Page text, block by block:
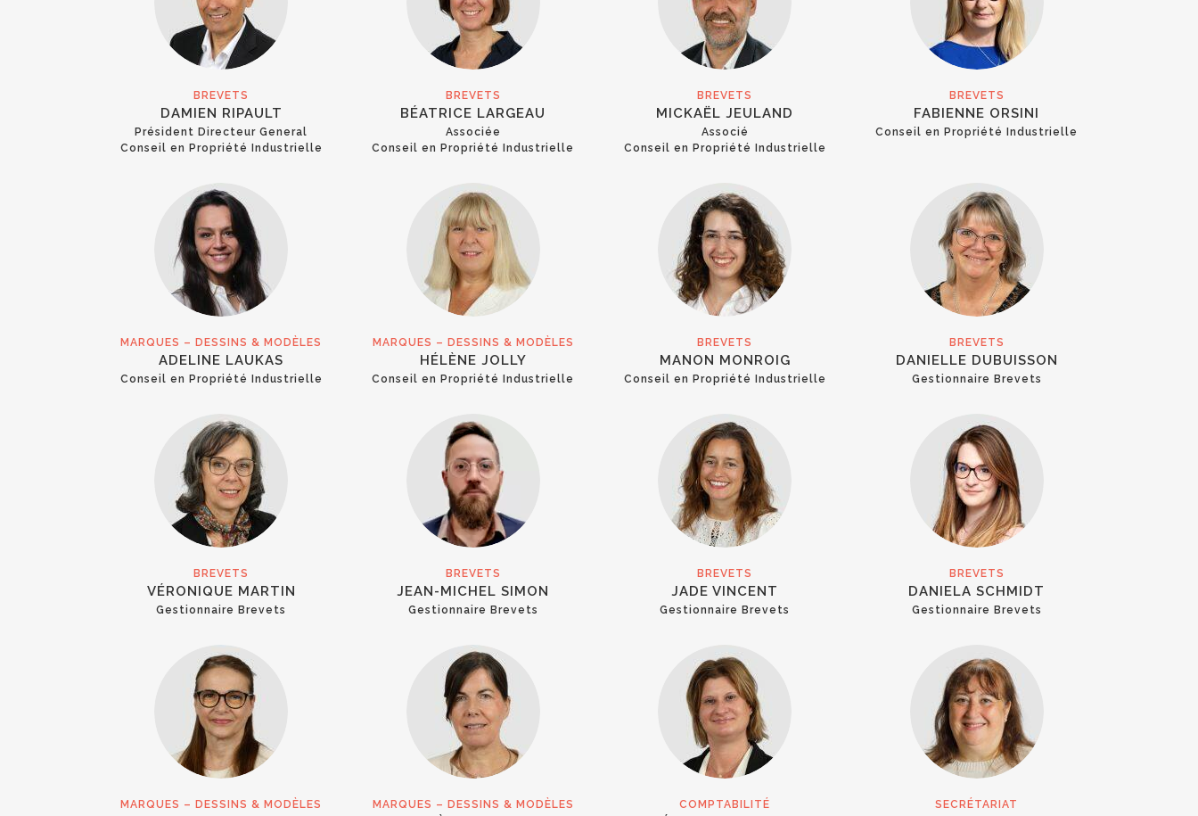
BREVETS
DAMIEN RIPAULT
Président Directeur General
Conseil en Propriété Industrielle
BREVETS
BÉATRICE LARGEAU
Associée
Conseil en Propriété Industrielle
BREVETS
MICKAËL JEULAND
Associé
Conseil en Propriété Industrielle
BREVETS
FABIENNE ORSINI
Conseil en Propriété Industrielle
MARQUES – DESSINS & MODÈLES
ADELINE LAUKAS
Conseil en Propriété Industrielle
MARQUES – DESSINS & MODÈLES
HÉLÈNE JOLLY
Conseil en Propriété Industrielle
BREVETS
MANON MONROIG
Conseil en Propriété Industrielle
BREVETS
DANIELLE DUBUISSON
Gestionnaire Brevets
BREVETS
VÉRONIQUE MARTIN
Gestionnaire Brevets
BREVETS
JEAN-MICHEL SIMON
Gestionnaire Brevets
BREVETS
JADE VINCENT
Gestionnaire Brevets
BREVETS
DANIELA SCHMIDT
Gestionnaire Brevets
MARQUES – DESSINS & MODÈLES MARQUES – DESSINS & MODÈLES COMPTABILITÉ SECRÉTARIAT